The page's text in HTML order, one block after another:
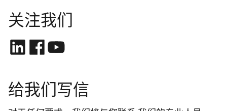
关注我们
给我们写信